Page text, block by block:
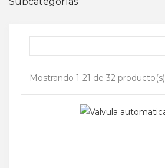
Mostrando 1-21 de 32 producto(s)